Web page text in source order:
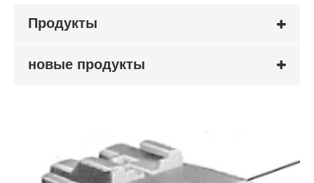
Продукты
новые продукты